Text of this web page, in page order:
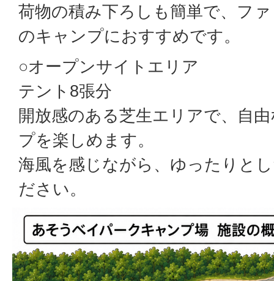
荷物の積み下ろしも簡単で、フ
のキャンプにおすすめです。
○オープンサイトエリア
テント8張分
開放感のある芝生エリアで、自
プを楽しめます。
海風を感じながら、ゆったりと
ださい。